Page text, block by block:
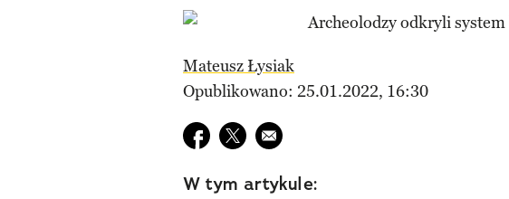
Mateusz Łysiak
Opublikowano: 25.01.2022, 16:30
Udostępnij na facebook
Udostępnij na twitter
E-mail do przyjaciela
W tym artykule: